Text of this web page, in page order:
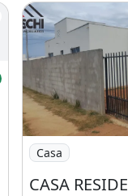
1020
luzianepaloschi/
em NOVA MUTUM
Imagem: CASA
Casa